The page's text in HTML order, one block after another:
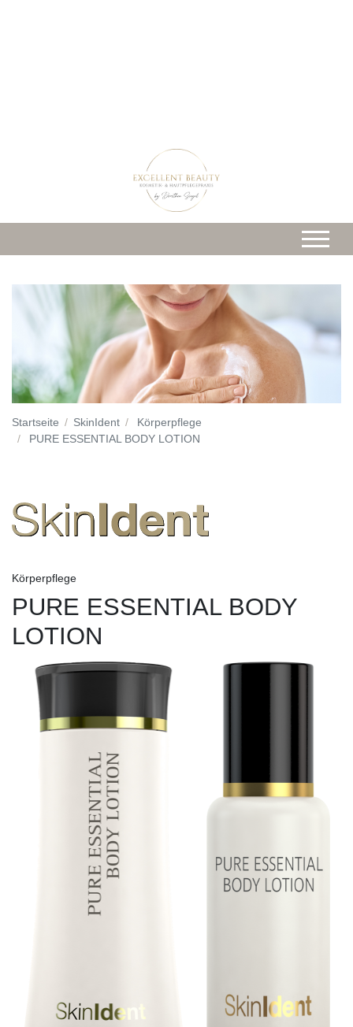
Startseite SkinIdent
Körperpflege
PURE ESSENTIAL BODY LOTION
Körperpflege
PURE ESSENTIAL BODY
LOTION